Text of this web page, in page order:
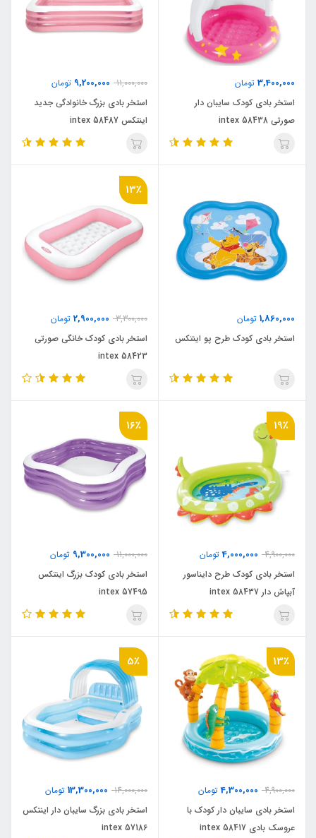
3,400,000 تومان
استخر بادی کودک سایبان دار
صورتی intex 58438
11,000,000
9,200,000 تومان
استخر بادی بزرگ خانوادگی جدید
اینتکس intex 58487
1,860,000 تومان
استخر بادی کودک طرح پو اینتکس
13٪
3,300,000
2,900,000 تومان
استخر بادی کودک خانگی صورتی
intex 58423
19٪
4,900,000
4,000,000تومان
استخر بادی کودک طرح دایناسور
آبپاش دار intex 58437
16٪
11,000,000
9,300,000 تومان
استخر بادی کودک بزرگ اینتکس
intex 57495
13٪
4,900,000
4,300,000تومان
استخر بادی سایبان دار کودک با
عروسک بادی intex 58417
5٪
14,000,000
13,300,000 تومان
استخر بادی بزرگ سایبان دار اینتکس
intex 57186